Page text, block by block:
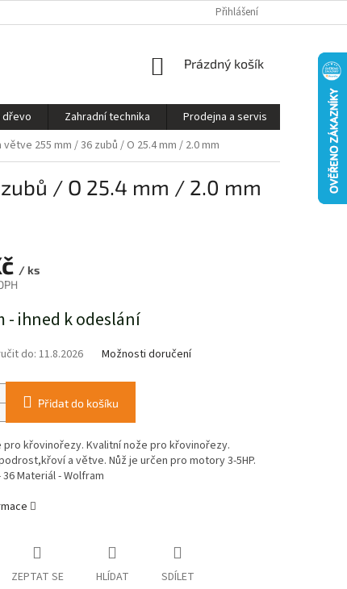
LINE - STROJ VÁM SESTAVÍME A PŘIPRAVÍME K PROVOZU
Přihlášení
NÁKUPNÍ
Prázdný košík
dřevo Zahradní technika Prodejna a servis
Kontakty
255 mm / 36 zubů / O 25.4 mm / 2.0 mm
/ O 25.4 mm / 2.0 mm
/ ks
- ihned k odeslání
do: 11.8.2026 Možnosti doručení
Přidat do košíku
pro křovinořezy. Kvalitní nože pro křovinořezy.
a větve. Nůž je určen pro motory 3-5HP.
Materiál - Wolfram
ZEPTAT SE HLÍDAT SDÍLET